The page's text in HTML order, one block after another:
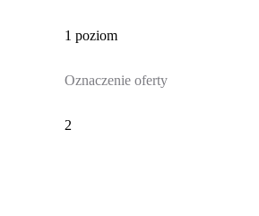
1 poziom
Oznaczenie oferty
2